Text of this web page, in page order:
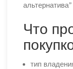
Что
тип